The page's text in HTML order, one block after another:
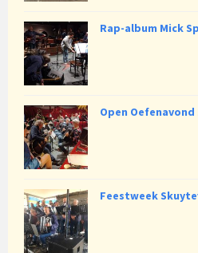
Rap-album Mick
Open Oefenavond
Feestweek